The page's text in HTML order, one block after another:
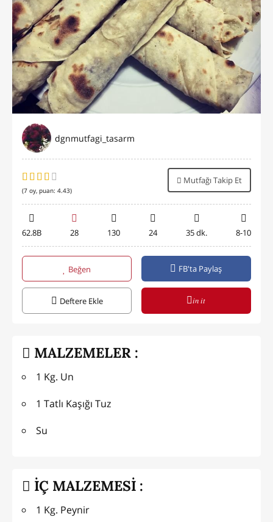
dgnmutfagi_tasarm
(7 oy, puan: 4.43)
Mutfağı Takip Et
62.8B 28 130 24 35 dk. 8-10
Beğen FB'ta Paylaş
Deftere Ekle in it
MALZEMELER :
1 Kg. Un
1 Tatlı Kaşığı Tuz
Su
İÇ MALZEMESİ :
1 Kg. Peynir